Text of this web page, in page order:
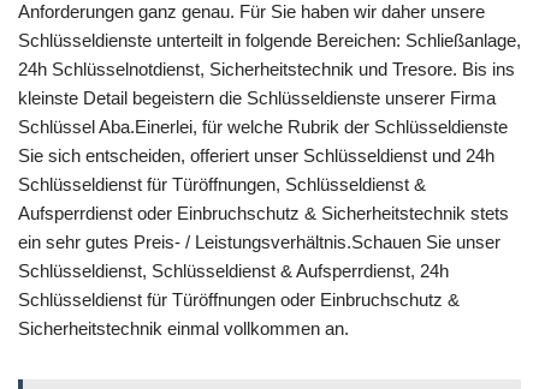
Anforderungen ganz genau. Für Sie haben wir daher unsere
Schlüsseldienste unterteilt in folgende Bereichen: Schließanlage,
24h Schlüsselnotdienst, Sicherheitstechnik und Tresore. Bis ins
kleinste Detail begeistern die Schlüsseldienste unserer Firma
Schlüssel Aba.Einerlei, für welche Rubrik der Schlüsseldienste
Sie sich entscheiden, offeriert unser Schlüsseldienst und 24h
Schlüsseldienst für Türöffnungen, Schlüsseldienst &
Aufsperrdienst oder Einbruchschutz & Sicherheitstechnik stets
ein sehr gutes Preis- / Leistungsverhältnis.Schauen Sie unser
Schlüsseldienst, Schlüsseldienst & Aufsperrdienst, 24h
Schlüsseldienst für Türöffnungen oder Einbruchschutz &
Sicherheitstechnik einmal vollkommen an.